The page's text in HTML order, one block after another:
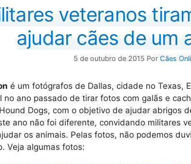
veteranos
ajudar cães de um
5 de outubro de 2015 Por Cães
é um fotógrafos de Dallas, cidade no Texas,
no ano passado de tirar fotos com galãs e
Dogs, com o objetivo de ajudar abrigos
ano não foi diferente, convidando militares
os animais. Pelas fotos, não podemos
Veja algumas fotos: